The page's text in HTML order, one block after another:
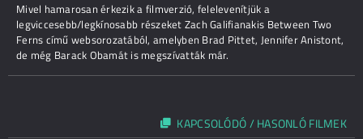
Mivel hamarosan érkezik a filmverzió, felelevenítjük a
legviccesebb/legkínosabb részeket Zach Galifianakis Between Two
Ferns című websorozatából, amelyben Brad Pittet, Jennifer Anistont,
de még Barack Obamát is megszívatták már.
KAPCSOLÓDÓ / HASONLÓ FILMEK